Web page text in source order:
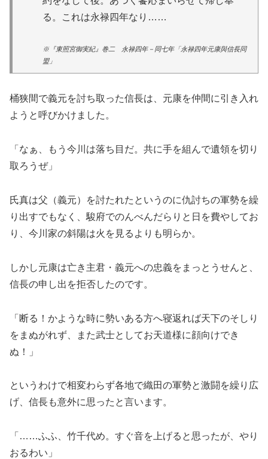
る。これは永禄四年なり……
※『東照宮御実紀』巻二 永禄四年－同七年「永禄四年元康與信長同
盟」
桶狭間で義元を討ち取った信長は、元康を仲間に引き入れ
ようと呼びかけました。
「なぁ、もう今川は落ち目だ。共に手を組んで遺領を切り
取ろうぜ」
氏真は父（義元）を討たれたというのに仇討ちの軍勢を繰
り出すでもなく、駿府でのんべんだらりと日を費やしてお
り、今川家の斜陽は火を見るよりも明らか。
しかし元康は亡き主君・義元への忠義をまっとうせんと、
信長の申し出を拒否したのです。
「断る！かような時に勢いある方へ寝返れば天下のそしり
をまぬがれず、また武士としてお天道様に顔向けでき
ぬ！」
というわけで相変わらず各地で織田の軍勢と激闘を繰り広
げ、信長も意外に思ったと言います。
「……ふふ、竹千代め。すぐ音を上げると思ったが、やり
おるわい」